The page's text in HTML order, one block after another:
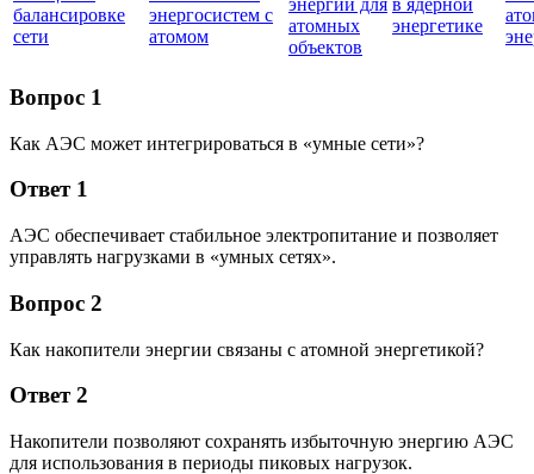
балансировке
сети
энергосистем с
атомом
энергии для
атомных
объектов
в ядерной
энергетике
Вопрос 1
Как АЭС может интегрироваться в «умные сети»?
Ответ 1
АЭС обеспечивает стабильное электропитание и позволяет
управлять нагрузками в «умных сетях».
Вопрос 2
Как накопители энергии связаны с атомной энергетикой?
Ответ 2
Накопители позволяют сохранять избыточную энергию АЭС
для использования в периоды пиковых нагрузок.